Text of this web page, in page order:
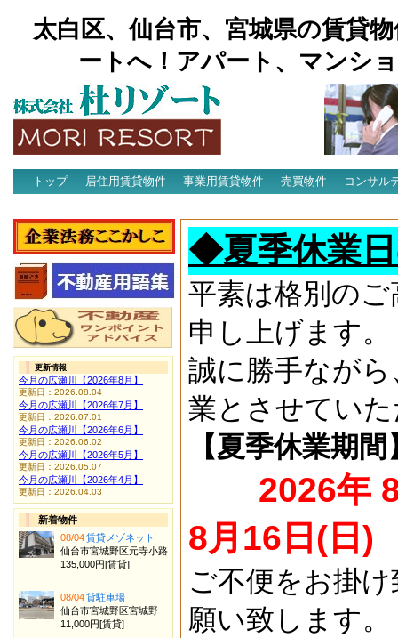
太白区、仙台市、宮城県の賃貸
ートへ！アパート、マンシ
トップ 居住用賃貸物件 事業用賃貸物件 売買物件
コンサル
◆夏季休業
平素は格別の
申し上げます。
誠に勝手なが
業とさせてい
【夏季休業期間
2026年
8月16日(日)
ご不便をお掛
願い致します。
更新情報
今月の広瀬川【2026年8月】
更新日：2026.08.04
今月の広瀬川【2026年7月】
更新日：2026.07.01
今月の広瀬川【2026年6月】
更新日：2026.06.02
今月の広瀬川【2026年5月】
更新日：2026.05.07
今月の広瀬川【2026年4月】
更新日：2026.04.03
新着物件
08/04賃貸メゾネット
仙台市宮城野区元寺小路
135,000円[賃貸]
08/04貸駐車場
仙台市宮城野区宮城野
11,000円[賃貸]